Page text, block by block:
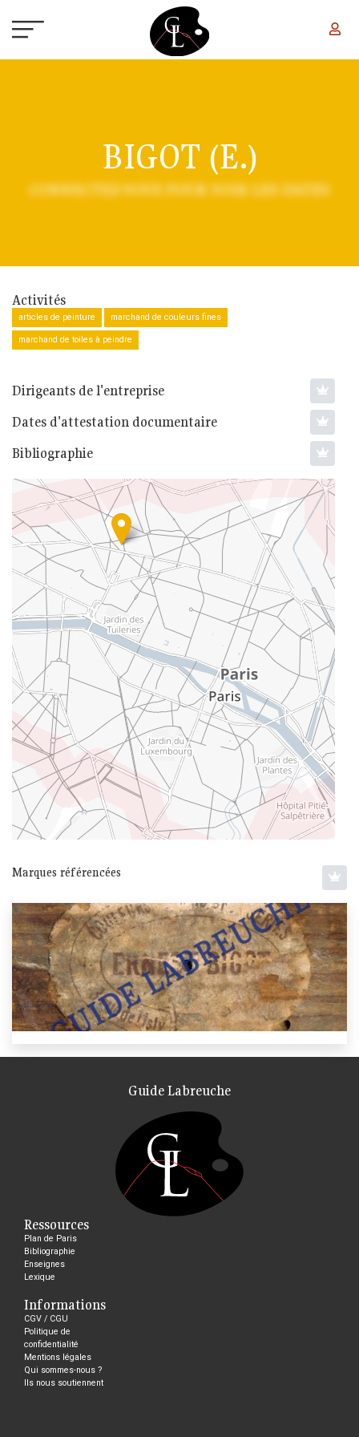
BIGOT (E.)
CONNECTEZ-VOUS POUR VOIR LES DATES
Activités
articles de peinture marchand de couleurs fines
marchand de toiles à peindre
Dirigeants de l'entreprise
Dates d'attestation documentaire
Bibliographie
Marques référencées
Guide Labreuche
Ressources
Plan de Paris
Bibliographie
Enseignes
Lexique
Informations
CGV / CGU
Politique de
confidentialité
Mentions légales
Qui sommes-nous ?
Ils nous soutiennent